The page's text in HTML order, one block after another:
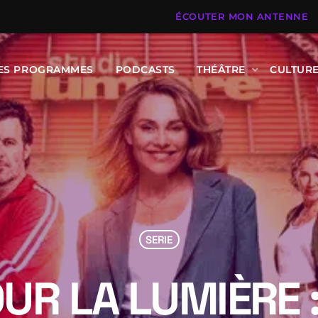
ÉCOUTER MON ANTENNE
PROGRAMMES PODCASTS THÉÂTRE
SERIE
LA LUMIÈRE